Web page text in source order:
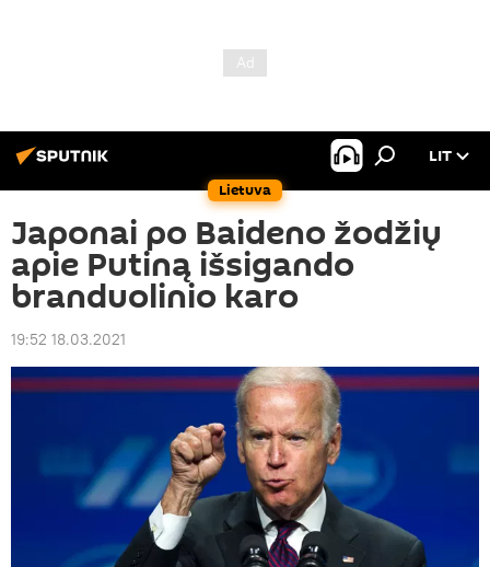
Lietuva
LIT
Japonai po Baideno žodžių
apie Putiną išsigando
branduolinio karo
19:52 18.03.2021